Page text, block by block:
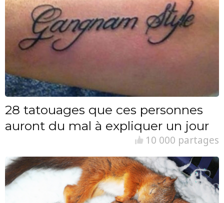
28 tatouages que ces personnes
auront du mal à expliquer un jour
10 000 partages